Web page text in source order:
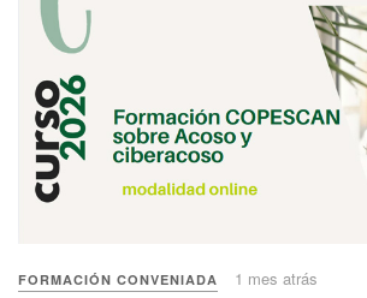
FORMACIÓN CONVENIADA 1 mes atrás